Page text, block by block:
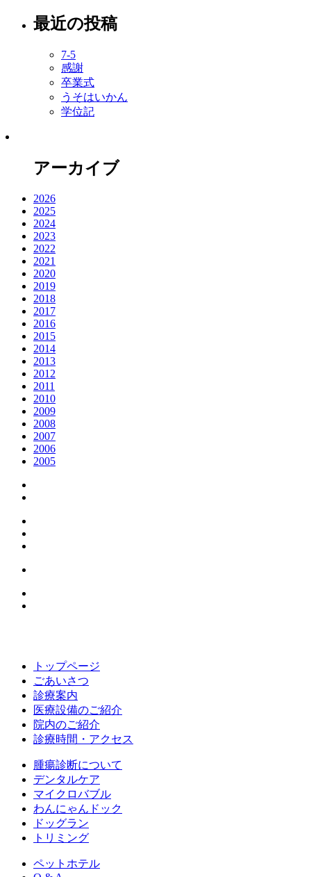
最近の投稿
7-5
感謝
卒業式
うそはいかん
学位記
アーカイブ
2026
2025
2024
2023
2022
2021
2020
2019
2018
2017
2016
2015
2014
2013
2012
2011
2010
2009
2008
2007
2006
2005
トップページ
ごあいさつ
診療案内
医療設備のご紹介
院内のご紹介
診療時間・アクセス
腫瘍診断について
デンタルケア
マイクロバブル
わんにゃんドック
ドッグラン
トリミング
ペットホテル